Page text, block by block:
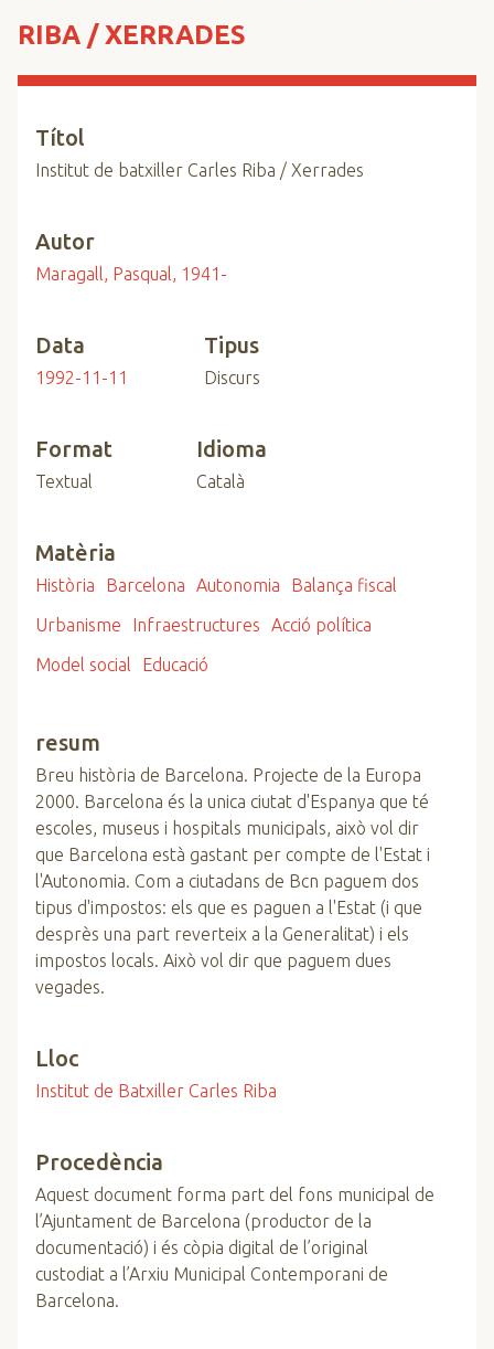
RIBA / XERRADES
Títol
Institut de batxiller Carles Riba / Xerrades
Autor
Maragall, Pasqual, 1941-
Data
1992-11-11
Tipus
Discurs
Format
Textual
Idioma
Català
Matèria
Història Barcelona Autonomia
Balança fiscal
Urbanisme
Infraestructures
Acció política
Model social
Educació
resum
Breu història de Barcelona. Projecte de la Europa
2000. Barcelona és la unica ciutat d'Espanya que té
escoles, museus i hospitals municipals, això vol dir
que Barcelona està gastant per compte de l'Estat i
l'Autonomia. Com a ciutadans de Bcn paguem dos
tipus d'impostos: els que es paguen a l'Estat (i que
desprès una part reverteix a la Generalitat) i els
impostos locals. Això vol dir que paguem dues
vegades.
Lloc
Institut de Batxiller Carles Riba
Procedència
Aquest document forma part del fons municipal de
l’Ajuntament de Barcelona (productor de la
documentació) i és còpia digital de l’original
custodiat a l’Arxiu Municipal Contemporani de
Barcelona.